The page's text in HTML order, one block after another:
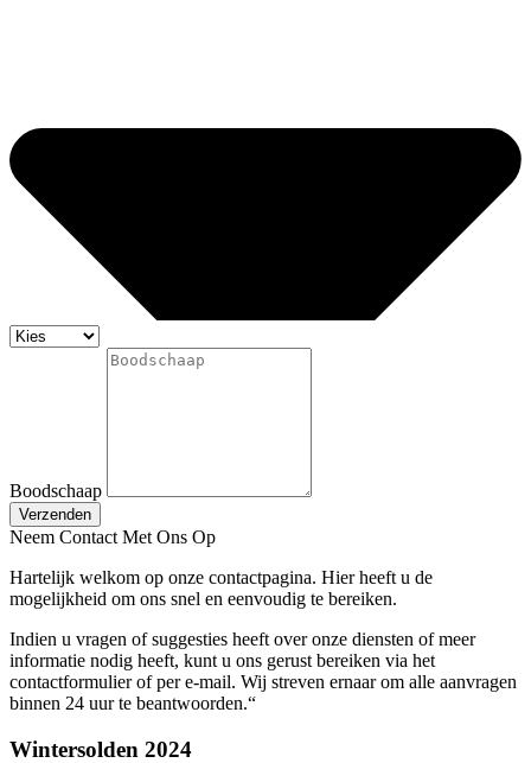
Boodschaap
Verzenden
Neem Contact Met Ons Op
Hartelijk welkom op onze contactpagina. Hier heeft u de
mogelijkheid om ons snel en eenvoudig te bereiken.
Indien u vragen of suggesties heeft over onze diensten of meer
informatie nodig heeft, kunt u ons gerust bereiken via het
contactformulier of per e-mail. Wij streven ernaar om alle aanvragen
binnen 24 uur te beantwoorden.“
Wintersolden 2024